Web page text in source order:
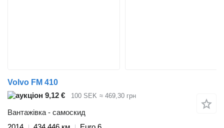
Volvo FM 410
9,12 €
100 SEK ≈ 469,30 грн
Вантажівка - самоскид